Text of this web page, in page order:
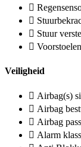
Stuur
Veiligheid
Airbag(s)
Airbag
Airbag
Alarm